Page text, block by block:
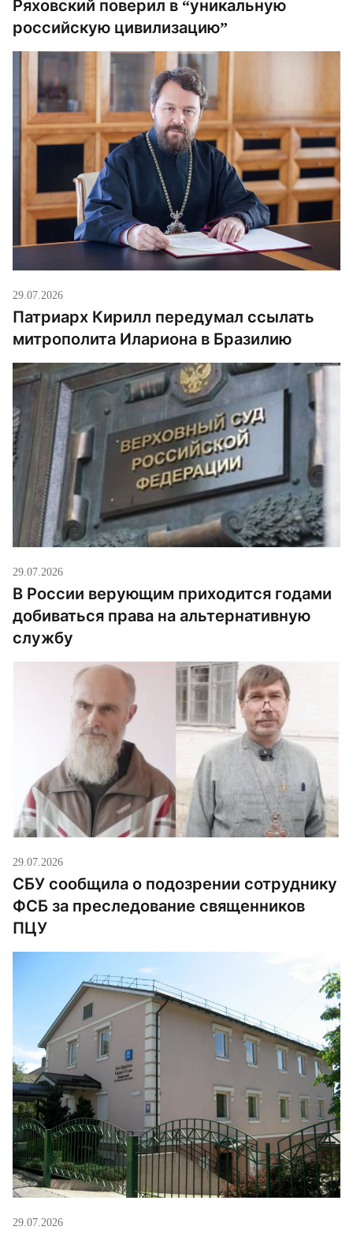
Ряховский поверил в “уникальную
российскую цивилизацию”
29.07.2026
Патриарх Кирилл передумал ссылать
митрополита Илариона в Бразилию
29.07.2026
В России верующим приходится годами
добиваться права на альтернативную
службу
29.07.2026
СБУ сообщила о подозрении сотруднику
ФСБ за преследование священников
ПЦУ
29.07.2026